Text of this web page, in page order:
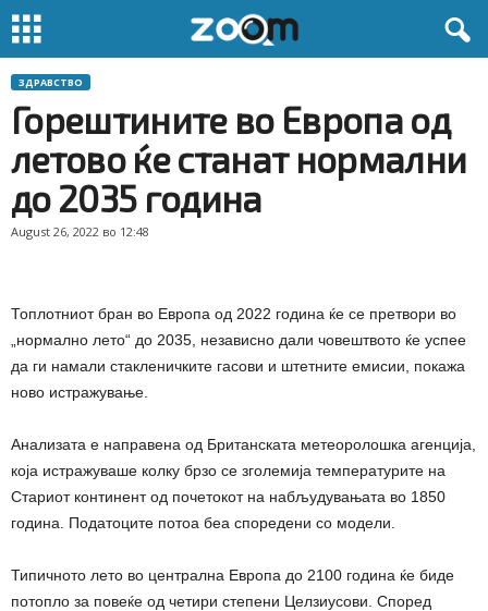
ЗДРАВСТВО
Горештините во Европа од
летово ќе станат нормални
до 2035 година
August 26, 2022 во 12:48
Топлотниот бран во Европа од 2022 година ќе се претвори во
„нормално лето“ до 2035, независно дали човештвото ќе успее
да ги намали стакленичките гасови и штетните емисии, покажа
ново истражување.
Анализата е направена од Британската метеоролошка агенција,
која истражуваше колку брзо се зголемија температурите на
Стариот континент од почетокот на набљудувањата во 1850
година. Податоците потоа беа споредени со модели.
Типичното лето во централна Европа до 2100 година ќе биде
потопло за повеќе од четири степени Целзиусови. Според